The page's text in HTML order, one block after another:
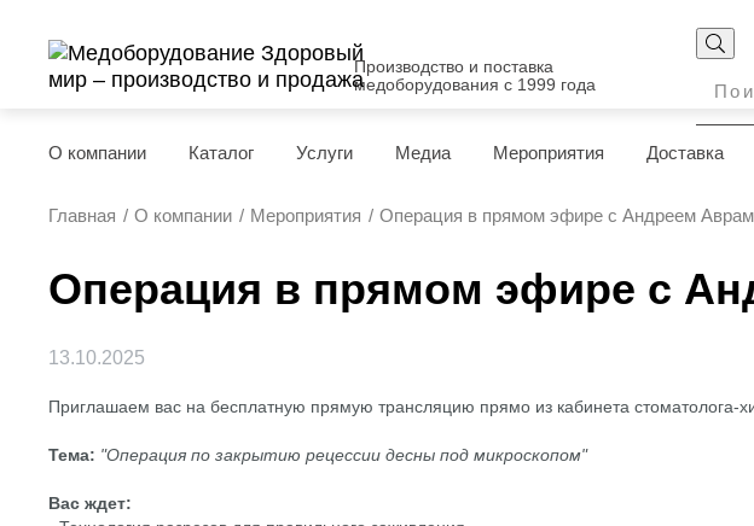
Производство и поставка
медоборудования с 1999 года
О компании Каталог Услуги Медиа Мероприятия Доставка
Главная О компании Мероприятия Операция в прямом эфире с Андреем
Операция в прямом эфире с
13.10.2025
Приглашаем вас на бесплатную прямую трансляцию прямо из кабинета стоматолога-
Тема: "Операция по закрытию рецессии десны под микроскопом"
Вас ждет: